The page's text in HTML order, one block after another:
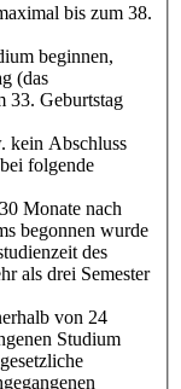
bis zum 38.
beginnen,
(das
33. Geburtstag
kein Abschluss
folgende
Monate nach
begonnen wurde
des
als drei Semester
von 24
Studium